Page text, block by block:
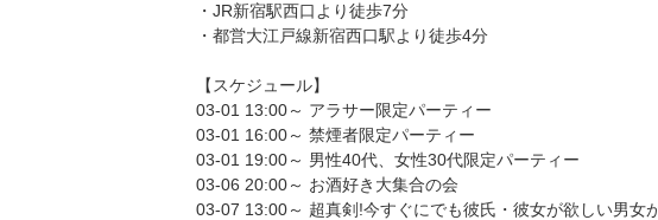
・JR新宿駅西口より徒歩7分
・都営大江戸線新宿西口駅より徒歩4分
【スケジュール】
03-01 13:00～ アラサー限定パーティー
03-01 16:00～ 禁煙者限定パーティー
03-01 19:00～ 男性40代、女性30代限定パーティー
03-06 20:00～ お酒好き大集合の会
03-07 13:00～ 超真剣!今すぐにでも彼氏・彼女が欲しい男女